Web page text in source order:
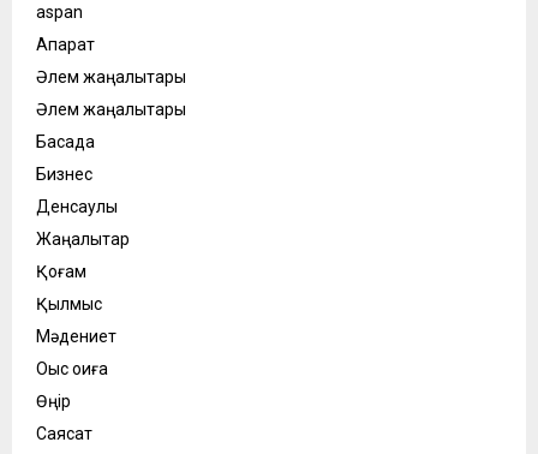
aspan
Ақпарат
Әлем жаңалықтары
Әлем жаңалықтары
Басқада
Бизнес
Денсаулық
Жаңалықтар
Қоғам
Қылмыс
Мәдениет
Оқыс оқиға
Өңір
Саясат